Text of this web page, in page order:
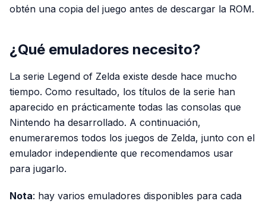
obtén una copia del juego antes de descargar la ROM.
¿Qué emuladores necesito?
La serie Legend of Zelda existe desde hace mucho
tiempo. Como resultado, los títulos de la serie han
aparecido en prácticamente todas las consolas que
Nintendo ha desarrollado. A continuación,
enumeraremos todos los juegos de Zelda, junto con el
emulador independiente que recomendamos usar
para jugarlo.
Nota: hay varios emuladores disponibles para cada